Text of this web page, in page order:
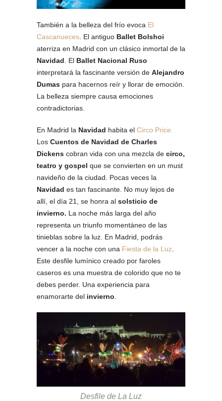
También a la belleza del frío evoca El
Cascanueces . El antiguo Ballet Bolshoi
aterriza en Madrid con un clásico inmortal de la
Navidad . El Ballet Nacional Ruso
interpretará la fascinante versión de Alejandro
Dumas para hacernos reír y llorar de emoción.
La belleza siempre causa emociones
contradictorias.
En Madrid la Navidad habita el Circo Price.
Los Cuentos de Navidad de Charles
Dickens cobran vida con una mezcla de circo,
teatro y gospel que se convierten en un must
navideño de la ciudad. Pocas veces la
Navidad es tan fascinante. No muy lejos de
allí, el día 21, se honra al solsticio de
invierno. La noche más larga del año
representa un triunfo momentáneo de las
tinieblas sobre la luz. En Madrid, podrás
vencer a la noche con una Fiesta de la Luz
Este desfile lumínico creado por faroles
caseros es una muestra de colorido que no te
debes perder. Una experiencia para
enamorarte del invierno
Desfile de La Luz